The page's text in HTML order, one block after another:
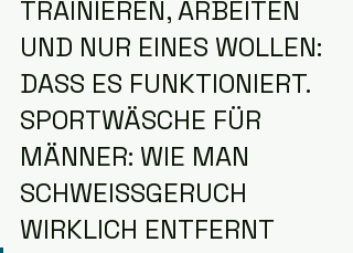
TRAINIEREN, ARBEITEN
UND NUR EINES WOLLEN:
DASS ES FUNKTIONIERT.
SPORTWÄSCHE FÜR
MÄNNER: WIE MAN
SCHWEISSGERUCH
WIRKLICH ENTFERNT